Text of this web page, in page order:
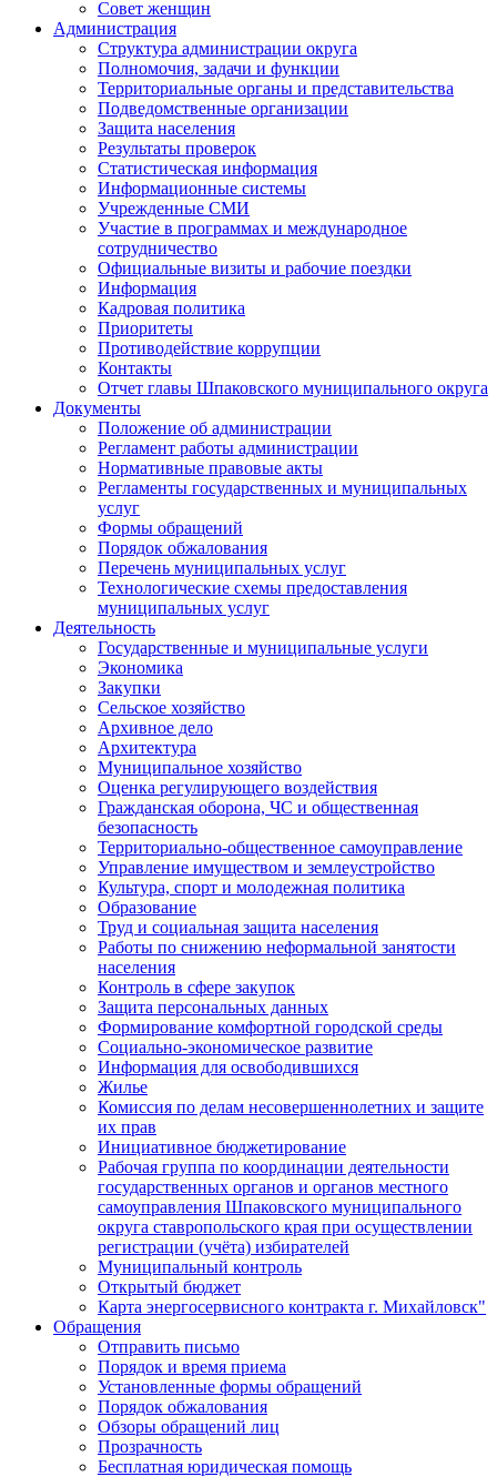
Совет женщин
Администрация
Структура администрации округа
Полномочия, задачи и функции
Территориальные органы и представительства
Подведомственные организации
Защита населения
Результаты проверок
Статистическая информация
Информационные системы
Учрежденные СМИ
Участие в программах и международное
сотрудничество
Официальные визиты и рабочие поездки
Информация
Кадровая политика
Приоритеты
Противодействие коррупции
Контакты
Отчет главы Шпаковского муниципального округа
Документы
Положение об администрации
Регламент работы администрации
Нормативные правовые акты
Регламенты государственных и муниципальных
услуг
Формы обращений
Порядок обжалования
Перечень муниципальных услуг
Технологические схемы предоставления
муниципальных услуг
Деятельность
Государственные и муниципальные услуги
Экономика
Закупки
Сельское хозяйство
Архивное дело
Архитектура
Муниципальное хозяйство
Оценка регулирующего воздействия
Гражданская оборона, ЧС и общественная
безопасность
Территориально-общественное самоуправление
Управление имуществом и землеустройство
Культура, спорт и молодежная политика
Образование
Труд и социальная защита населения
Работы по снижению неформальной занятости
населения
Контроль в сфере закупок
Защита персональных данных
Формирование комфортной городской среды
Социально-экономическое развитие
Информация для освободившихся
Жилье
Комиссия по делам несовершеннолетних и защите
их прав
Инициативное бюджетирование
Рабочая группа по координации деятельности
государственных органов и органов местного
самоуправления Шпаковского муниципального
округа ставропольского края при осуществлении
регистрации (учёта) избирателей
Муниципальный контроль
Открытый бюджет
Карта энергосервисного контракта г. Михайловск"
Обращения
Отправить письмо
Порядок и время приема
Установленные формы обращений
Порядок обжалования
Обзоры обращений лиц
Прозрачность
Бесплатная юридическая помощь